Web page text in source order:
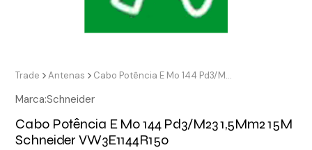
Trade Antenas Cabo Potência E Mo 144 Pd3/M23 1,5Mm2 15M Schneider VW3E1144R150
Marca:Schneider
Cabo Potência E Mo 144 Pd3/M23 1,5Mm2 15M
Schneider VW3E1144R150